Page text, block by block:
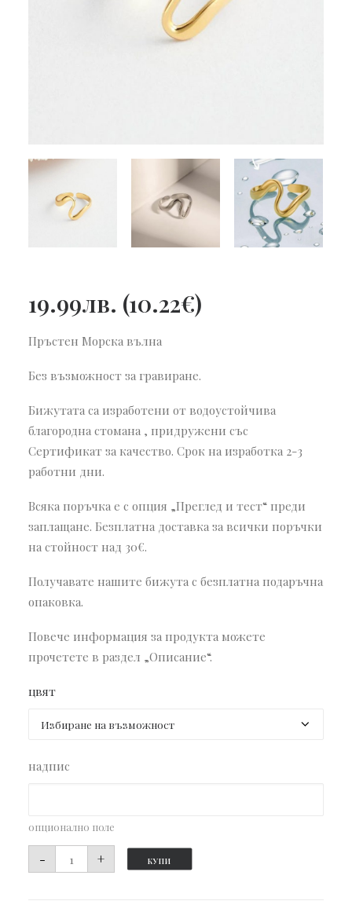
19.99лв. (10.22€)
Пръстен Морска вълна
Без възможност за гравиране.
Бижутата са изработени от водоустойчива
благородна стомана , придружени със
Сертификат за качество. Срок на изработка 2-3
работни дни.
Всяка поръчка е с опция „Преглед и тест“ преди
заплащане. Безплатна доставка за всички поръчки
на стойност над 30€.
Получавате нашите бижута с безплатна подаръчна
опаковка.
Повече информация за продукта можете
прочетете в раздел „Описание“.
цвят
надпис
опционално поле
-
количество
за
+ КУПИ